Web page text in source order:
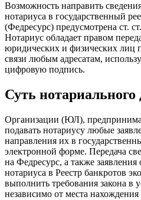
Возможность направить
нотариуса в государственный
(Федресурс) предусмотрена ст.
Нотариус обладает правом
юридических и физических лиц
связи любым адресатам,
цифровую подпись.
Суть нотариального
Организации (ЮЛ),
подавать нотариусу любые
направления их в
электронной форме. Передача
на Федресурс, а также заявления
нотариуса в Реестр банкротов
выполнить требования закона в
независимо от места